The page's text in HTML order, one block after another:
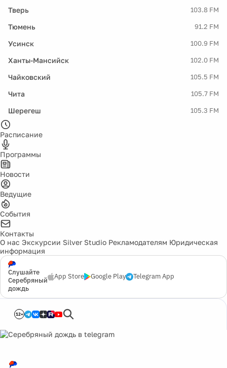
Тверь 103.8 FM
Тюмень 91.2 FM
Усинск 100.9 FM
Ханты-Мансийск 102.0 FM
Чайковский 105.5 FM
Чита 105.7 FM
Шерегеш 105.3 FM
Расписание
Программы
Новости
Ведущие
События
Контакты
О нас Экскурсии Silver Studio Рекламодателям Юридическая
информация
Слушайте
Серебряный
дождь
App Store Google Play Telegram App
12+